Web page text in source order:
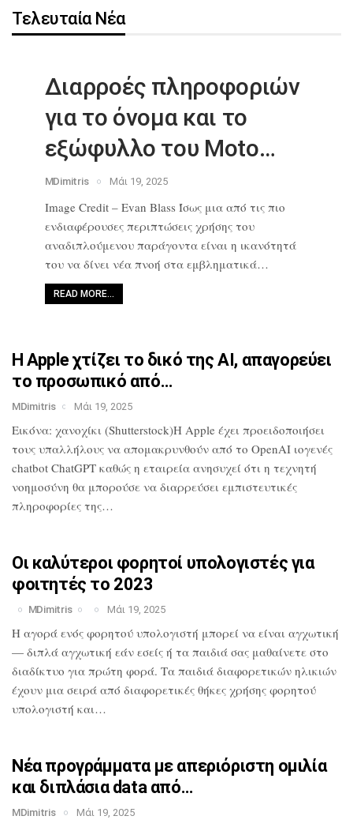
Τελευταία Νέα
Διαρροές πληροφοριών
για το όνομακαι το
εξώφυλλο του Moto…
MDimitris Μάι 19, 2025
Image Credit – Evan Blass Ίσως μια από τις πιο
ενδιαφέρουσες περιπτώσειςχρήσης του
αναδιπλούμενου παράγονταείναι η ικανότητά
του να δίνει νέαπνοή στα εμβληματικά…
READ MORE…
Η Apple χτίζει το δικό της AI, απαγορεύει
το προσωπικό από…
MDimitris Μάι 19, 2025
Εικόνα: χανοχίκι (Shutterstock)Η Apple έχει προειδοποιήσει
τους υπαλλήλους να απομακρυνθούν από το OpenAI ιογενές
chatbot ChatGPT καθώς η εταιρεία ανησυχεί ότι η τεχνητή
νοημοσύνη θα μπορούσε να διαρρεύσει εμπιστευτικές
πληροφορίες της…
Οι καλύτεροι φορητοί υπολογιστές για
φοιτητές το 2023
MDimitris Μάι 19, 2025
Η αγορά ενός φορητού υπολογιστή μπορεί να είναι αγχωτική
— διπλά αγχωτική εάν εσείς ή τα παιδιά σας μαθαίνετε στο
διαδίκτυο για πρώτη φορά. Τα παιδιά διαφορετικών ηλικιών
έχουν μια σειρά από διαφορετικές θήκες χρήσης φορητού
υπολογιστή και…
Νέα προγράμματα με απεριόριστη ομιλία
και διπλάσια data από…
MDimitris Μάι 19, 2025